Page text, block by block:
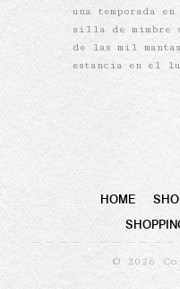
una temporada
silla de mimbre
de las mil
estancia en el
HOME
© 2026